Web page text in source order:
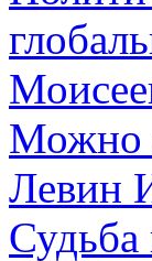
Можно
Левин
Судьба